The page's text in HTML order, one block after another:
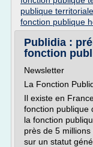
publique
fonction publique
Publidia :
fonction
Newsletter
La Fonction
Il existe en
fonction publique
la fonction
près de 5
sur un statut